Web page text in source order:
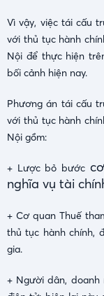
Vì vậy, việc tái cấu
với thủ tục hành
Nội để thực hiện
bối cảnh hiện nay.
Phương án tái cấu
với thủ tục hành
Nội gồm:
+ Lược bỏ bướccơ
nghĩa vụ tài
+Cơ quan Thuế
thủ tục hành chính,
gia.
+ Người dân,